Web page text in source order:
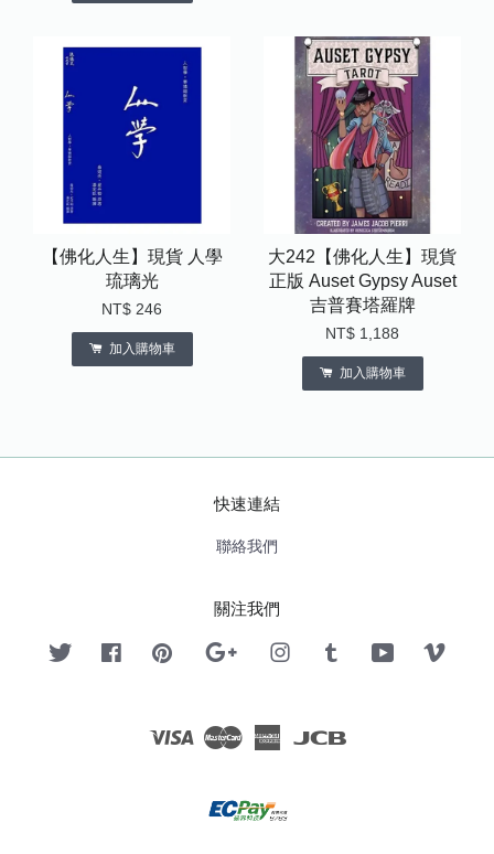
【佛化人生】現貨 人學
琉璃光
NT$ 246
加入購物車
大242【佛化人生】現貨
正版 Auset Gypsy Auset
吉普賽塔羅牌
NT$ 1,188
加入購物車
快速連結
聯絡我們
關注我們
Twitter FacebookPinterest Google InstagramTumblr YouTube
Visa Master American